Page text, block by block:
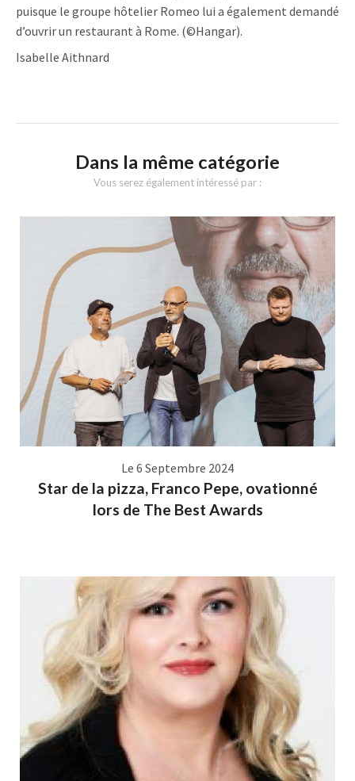
puisque le groupe hôtelier Romeo lui a également demandé
d’ouvrir un restaurant à Rome. (©Hangar).
Isabelle Aithnard
Dans la même catégorie
Vous serez également intéressé par :
Le 6 Septembre 2024
Star de la pizza, Franco Pepe, ovationné
lors de The Best Awards